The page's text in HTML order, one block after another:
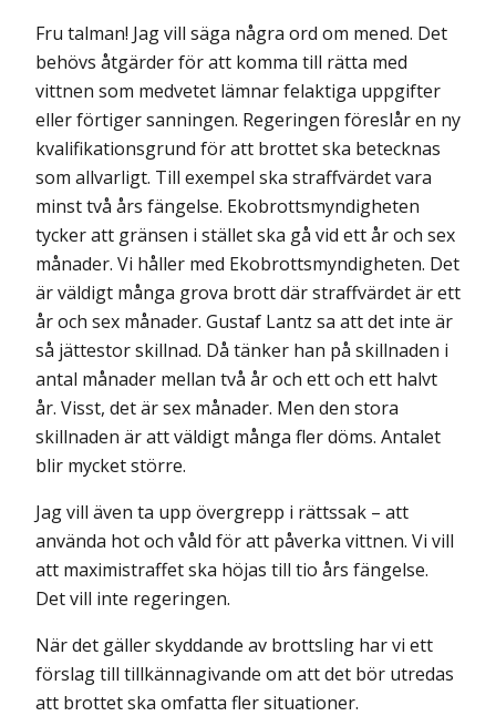
Fru talman! Jag vill säga några ord om mened. Det
behövs åtgärder för att komma till rätta med
vittnen som medvetet lämnar felaktiga uppgifter
eller förtiger sanningen. Regeringen föreslår en ny
kvalifikationsgrund för att brottet ska betecknas
som allvarligt. Till exempel ska straffvärdet vara
minst två års fängelse. Ekobrottsmyndigheten
tycker att gränsen i stället ska gå vid ett år och sex
månader. Vi håller med Ekobrottsmyndigheten. Det
är väldigt många grova brott där straffvärdet är ett
år och sex månader. Gustaf Lantz sa att det inte är
så jättestor skillnad. Då tänker han på skillnaden i
antal månader mellan två år och ett och ett halvt
år. Visst, det är sex månader. Men den stora
skillnaden är att väldigt många fler döms. Antalet
blir mycket större.
Jag vill även ta upp övergrepp i rättssak – att
använda hot och våld för att påverka vittnen. Vi vill
att maximistraffet ska höjas till tio års fängelse.
Det vill inte regeringen.
När det gäller skyddande av brottsling har vi ett
förslag till tillkännagivande om att det bör utredas
att brottet ska omfatta fler situationer.